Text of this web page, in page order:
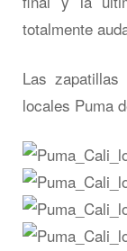
totalmente
Las
locales Puma